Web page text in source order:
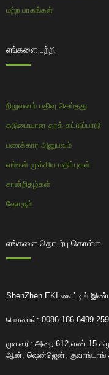
மற்ற பாகங்கள்
எங்களை பற்றி
நிறுவனம் பதிவு செய்தது
கடுமையான தரக் கட்டுப்பாடு
பணக்கார அனுபவம்
எங்கள் முக்கிய மதிப்புகள்
சான்றிதழ்கள்
ஷோரூம்
எங்களை தொடர்பு கொள்ள
ShenZhen EKI லைட்டிங்
மொபைல்: 0086 186 6499
முகவரி: அறை 612,எண்.15
ஆன், ஷென்ஜென், குவாங்டாங்